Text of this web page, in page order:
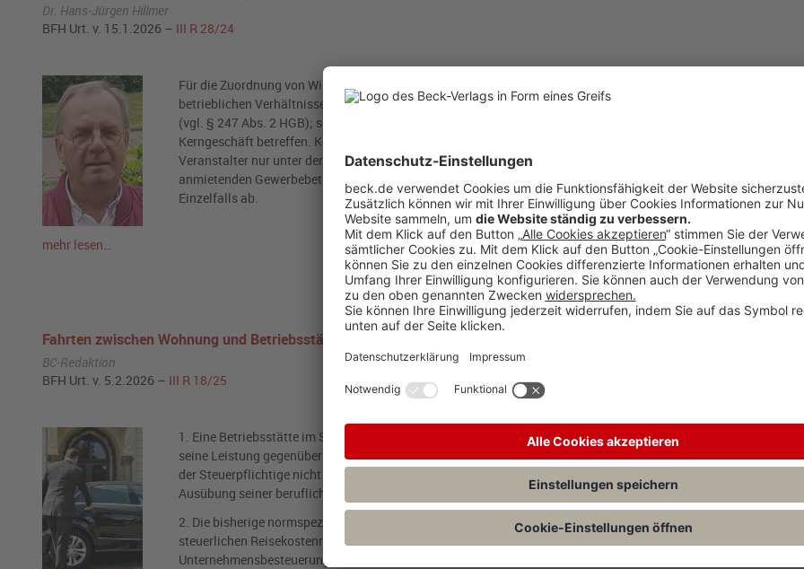
Dr. Hans-Jürgen Hillmer
BFH Urt. v. 15.1.2026 – III R 28/24
Für die Zuordnung von Wirtschaftsgütern zum (fiktiven) Anlagevermögen genügt es, dass sie nach den
betrieblichen Verhältnissen (erkennbar) objektiv und subjektiv dazu bestimmt sind, dauernd dem
(vgl. § 247 Abs. 2 HGB); sie müssen ihm nicht direkt oder unmittelbar dienen, nicht zwingend erforderlich sein
Kerngeschäft betreffen. Konkret ist eine gewerbesteuerliche Hinzurechnung bei der Anmietung von
Veranstalter nur unter der Voraussetzung vorzunehmen, dass die Hotelzimmer dem (fiktiven) Anlagevermögen
anmietenden Gewerbebetriebs zuzuordnen sind. Ob eine solche Zuordnung zu erfolgen hat, hängt von den
Einzelfalls ab.
mehr lesen…
Fahrten zwischen Wohnung und Betriebsstätte: Betriebsausgabenabzug – Anforderungen an eine Betriebsstätte
BC-Redaktion
BFH Urt. v. 5.2.2026 – III R 18/25
1. Eine Betriebsstätte im Sinne des § 4 Abs. 5 S. 1 Nr. 6 EStG ist der Ort, an dem oder von dem aus ein
seine Leistung gegenüber den Kunden erbringt. Der Begriff setzt eine ortsfeste dauerhafte betriebliche
der Steuerpflichtige nicht nur gelegentlich, sondern mit einer gewissen Nachhaltigkeit, d.h. fortdauernd und
Ausübung seiner beruflichen Tätigkeit aufsucht.
2. Die bisherige normspezifische Auslegung des Begriffs „Betriebsstätte“ durch den BFH ist auch nach der
steuerlichen Reisekostenrechts ab dem Veranlagungszeitraum 2014 durch das Gesetz zur Änderung und
Unternehmensbesteuerung und des steuerlichen Reisekostenrechts vom 20.2.2013 weiterhin maßgeblich.